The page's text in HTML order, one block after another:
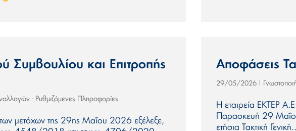
Συμβουλίου και Επιτροπής
- Ρυθμιζόμενες Πληροφορίες
των μετόχων της 29ης Μαΐου 2026 εξέλεξε,
Αποφάσεις
29/05/2026
Η εταιρεία ΕΚΤΕΡ
Παρασκευή 29
ετήσια Τακτική